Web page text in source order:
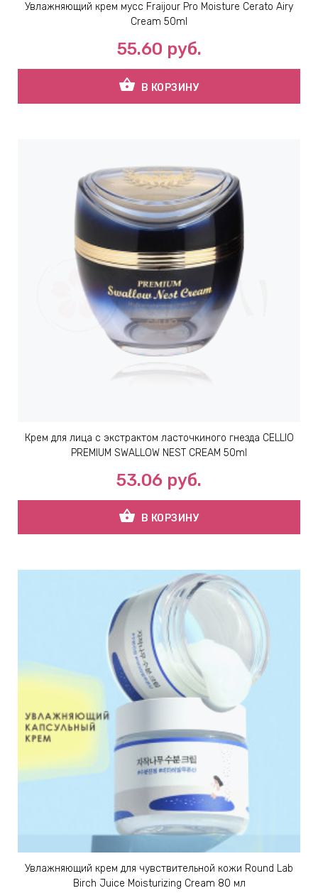
Увлажняющий крем мусс Fraijour Pro Moisture Cerato Airy
Cream 50ml
55.60 руб.
shopping_basket В КОРЗИНУ
Крем для лица с экстрактом ласточкиного гнезда CELLIO
PREMIUM SWALLOW NEST CREAM 50ml
53.06 руб.
shopping_basket В КОРЗИНУ
Увлажняющий крем для чувствительной кожи Round Lab
Birch Juice Moisturizing Cream 80 мл